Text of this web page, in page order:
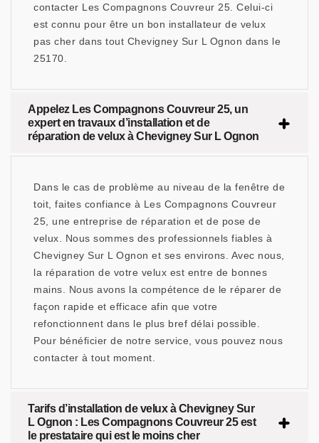
contacter Les Compagnons Couvreur 25. Celui-ci
est connu pour être un bon installateur de velux
pas cher dans tout Chevigney Sur L Ognon dans le
25170.
Appelez Les Compagnons Couvreur 25, un
expert en travaux d’installation et de
réparation de velux à Chevigney Sur L Ognon
Dans le cas de problème au niveau de la fenêtre de
toit, faites confiance à Les Compagnons Couvreur
25, une entreprise de réparation et de pose de
velux. Nous sommes des professionnels fiables à
Chevigney Sur L Ognon et ses environs. Avec nous,
la réparation de votre velux est entre de bonnes
mains. Nous avons la compétence de le réparer de
façon rapide et efficace afin que votre
refonctionnent dans le plus bref délai possible.
Pour bénéficier de notre service, vous pouvez nous
contacter à tout moment.
Tarifs d’installation de velux à Chevigney Sur
L Ognon : Les Compagnons Couvreur 25 est
le prestataire qui est le moins cher